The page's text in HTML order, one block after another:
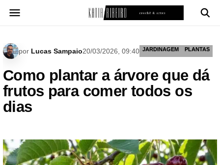
para
por Lucas Sampaio20/03/2026, 09:40 JARDINAGEM PLANTAS
Como plantar a árvore que dá
frutos para comer todos os
dias